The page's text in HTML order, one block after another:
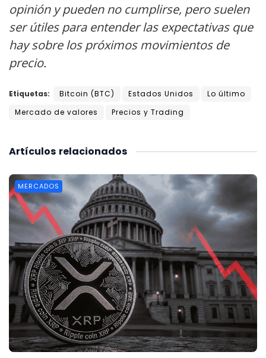
opinión y pueden no cumplirse, pero suelen
ser útiles para entender las expectativas que
hay sobre los próximos movimientos de
precio.
Etiquetas: Bitcoin (BTC) Estados Unidos
Lo último
Mercado de valores
Precios y Trading
relacionados
Artículos
MERCADOS